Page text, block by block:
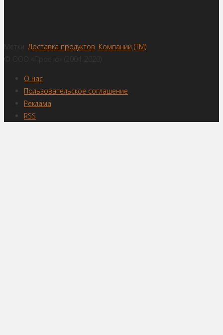
Метки: Доставка продуктов Компании (ТМ)
© ООО «Просто» (2004-2020)
О нас
Пользовательское соглашение
Реклама
RSS